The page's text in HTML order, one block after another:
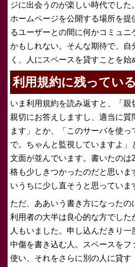
ジに出会うのが楽しい時代でした
ホームページを公開する場所を提
るユーザーとの間に何かコミュニ
かもしれない。そんな期待で、自
く、人にスペースを貸すことを始
利用規約に残ってい
いま利用規約を読み返すと、「親
親切にお答えしますし、適当に質
ます」とか、「このサーバを使っ
で。ちゃんと監視していますよ」
文面が並んでいます。書いたのは
格も少しきつかったのだと思いま
いうちに少し直そうと思っていま
ただ、ああいう書き方になったの
利用者の大半は良心的な方でした
人もいました。申し込んだきり
中傷を書き込む人。スペースをフ
使い、それをさらに別の人に貸す